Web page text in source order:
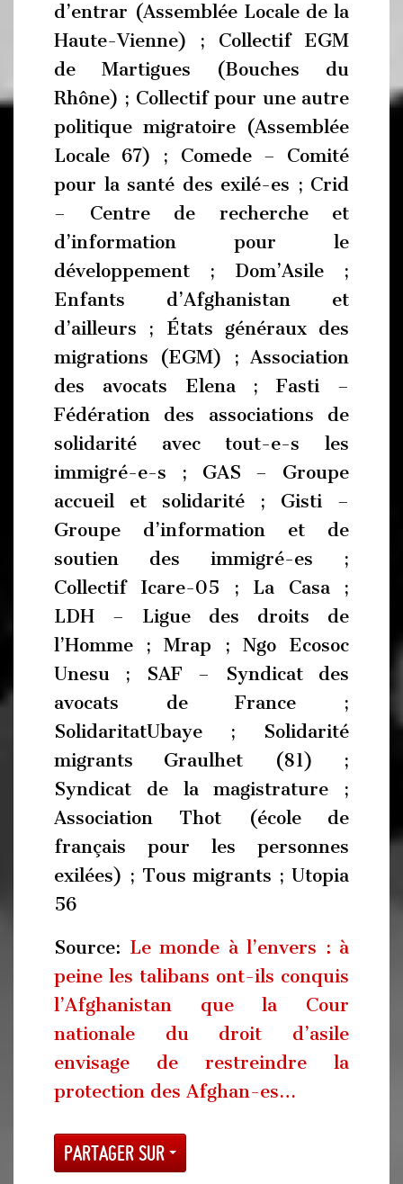
d’entrar (Assemblée Locale de la
Haute-Vienne) ; Collectif EGM
de Martigues (Bouches du
Rhône) ; Collectif pour une autre
politique migratoire (Assemblée
Locale 67) ; Comede – Comité
pour la santé des exilé-es ; Crid
– Centre de recherche et
d’information pour le
développement ; Dom’Asile ;
Enfants d’Afghanistan et
d’ailleurs ; États généraux des
migrations (EGM) ; Association
des avocats Elena ; Fasti –
Fédération des associations de
solidarité avec tout-e-s les
immigré-e-s ; GAS – Groupe
accueil et solidarité ; Gisti –
Groupe d’information et de
soutien des immigré-es ;
Collectif Icare-05 ; La Casa ;
LDH – Ligue des droits de
l’Homme ; Mrap ; Ngo Ecosoc
Unesu ; SAF – Syndicat des
avocats de France ;
SolidaritatUbaye ; Solidarité
migrants Graulhet (81) ;
Syndicat de la magistrature ;
Association Thot (école de
français pour les personnes
exilées) ; Tous migrants ; Utopia
56
Source: Le monde à l’envers : à
peine les talibans ont-ils conquis
l’Afghanistan que la Cour
nationale du droit d’asile
envisage de restreindre la
protection des Afghan-es…
Partager sur